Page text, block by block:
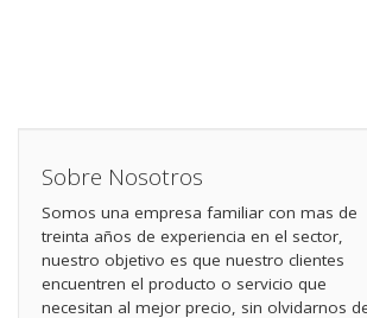
Sobre Nosotros
Somos una empresa familiar con mas de
treinta años de experiencia en el sector,
nuestro objetivo es que nuestro clientes
encuentren el producto o servicio que
necesitan al mejor precio, sin olvidarnos